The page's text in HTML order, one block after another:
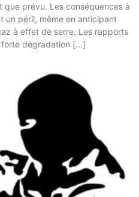
que pré­vu. Les consé­quences à
un péril, même en anti­ci­pant
à effet de serre. Les rap­ports
forte dégradation […]